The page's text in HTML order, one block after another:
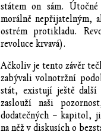
státem on sám.
morálně nepřijatelným,
ostrém protikladu.
revoluce krvavá).
Ačkoliv je tento závěr
zabývali volnotržní
stát, existují ještě
zaslouží naši
dodatečných – kapitol,
na něž v diskusích o